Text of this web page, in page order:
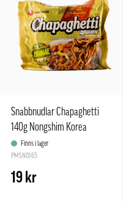
Snabbnudlar Chapaghetti
140g Nongshim Korea
Finns i lager
PMSN0165
19 kr